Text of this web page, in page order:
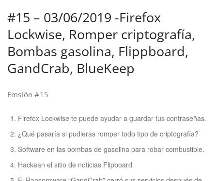
#15 – 03/06/2019 -Firefox
Lockwise, Romper criptografía,
Bombas gasolina, Flippboard,
GandCrab, BlueKeep
Emsión #15
Firefox Lockwise te puede ayudar a guardar tus contraseñas.
¿Qué pasaría si pudieras romper todo tipo de criptografía?
Software en las bombas de gasolina para robar combustible.
Hackean el sitio de noticias Flipboard